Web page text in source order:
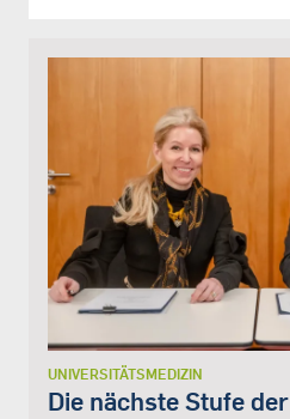
UNIVERSITÄTSMEDIZIN
Die nächste Stufe der